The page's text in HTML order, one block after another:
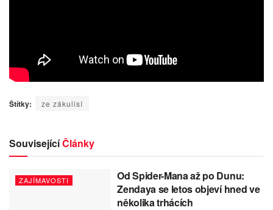
Štítky: ze zákulisí
SouvisejícíČlánky
ZAJÍMAVOSTI
Od Spider-Mana až po Dunu:
Zendaya se letos objeví hned ve
několika trhácích